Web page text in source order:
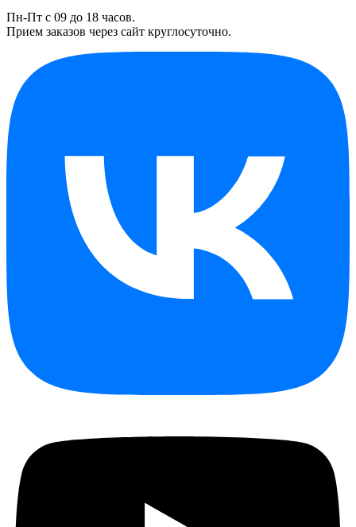
Пн-Пт с 09 до 18 часов.
Прием заказов через сайт круглосуточно.